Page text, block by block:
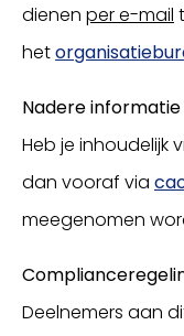
dienen per e-mail
het
Nadere
Heb je inhoudelijk
dan vooraf via
meegenomen
Deelnemers aan